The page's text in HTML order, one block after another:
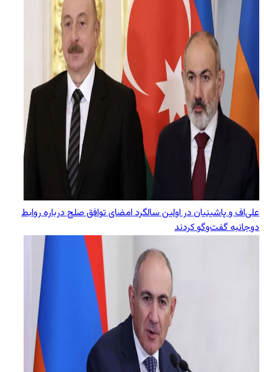
علی‌اف و پاشینیان در اولین سالگرد امضای توافق صلح درباره روابط
دوجانبه گفت‌وگو کردند